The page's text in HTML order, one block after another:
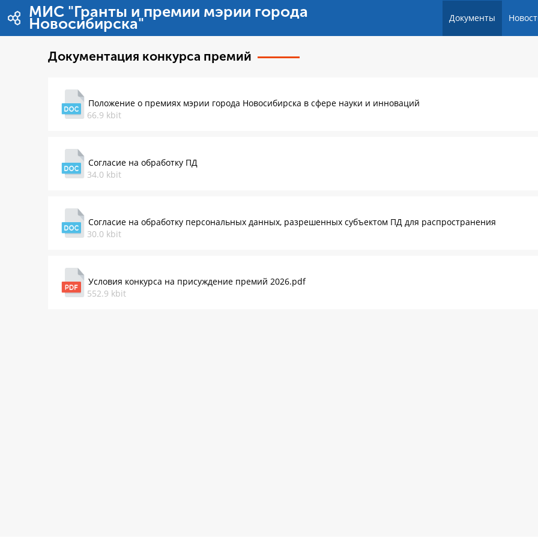
内容へスキップ
МИС "Гранты и премии мэрии города
Новосибирска" Документы
Документация конкурса премий
Положение о премиях мэрии города Новосибирска в сфере науки и инноваций
66.9 kbit
Согласие на обработку ПД
34.0 kbit
Согласие на обработку персональных данных, разрешенных субъектом ПД для распространения
30.0 kbit
Условия конкурса на присуждение премий 2026.pdf
552.9 kbit